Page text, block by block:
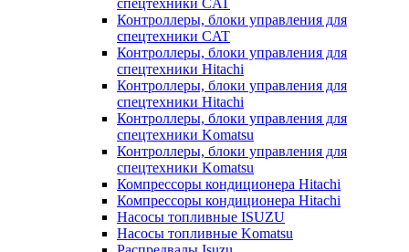
спецтехники CAT
Контроллеры, блоки управления для
спецтехники CAT
Контроллеры, блоки управления для
спецтехники Hitachi
Контроллеры, блоки управления для
спецтехники Hitachi
Контроллеры, блоки управления для
спецтехники Komatsu
Контроллеры, блоки управления для
спецтехники Komatsu
Компрессоры кондиционера Hitachi
Компрессоры кондиционера Hitachi
Насосы топливные ISUZU
Насосы топливные Komatsu